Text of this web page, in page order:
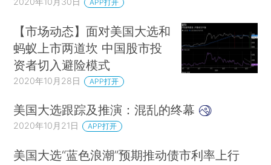
APP打开
【市场动态】面对美国大选和
蚂蚁上市两道坎 中国股市投
资者切入避险模式
2020年10月28日 APP打开
美国大选跟踪及推演：混乱的终幕
2020年10月21日 APP打开
美国大选“蓝色浪潮”预期推动债市利率上行